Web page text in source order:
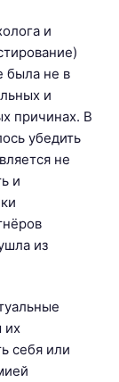
и
была не в
и
причинах. В
убедить
не
и
из
их
себя или